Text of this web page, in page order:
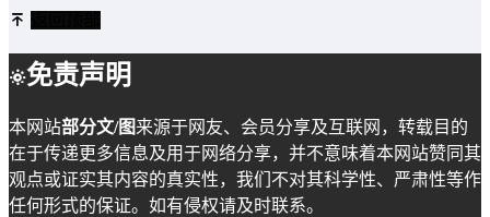
免责声明
本网站部分文/图来源于网友、会员分享及互联网，转载目的
在于传递更多信息及用于网络分享，并不意味着本网站赞同其
观点或证实其内容的真实性，我们不对其科学性、严肃性等作
任何形式的保证。如有侵权请及时联系。